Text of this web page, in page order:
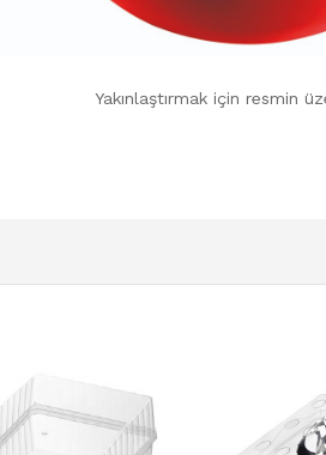
Yakınlaştırmak için resmin